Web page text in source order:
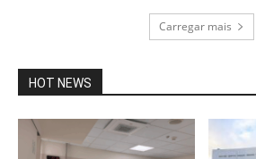
Carregar mais
HOT NEWS